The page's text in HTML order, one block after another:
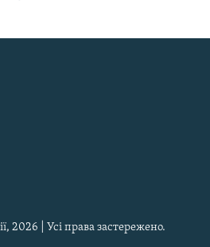
2026 | Усі права застережено.